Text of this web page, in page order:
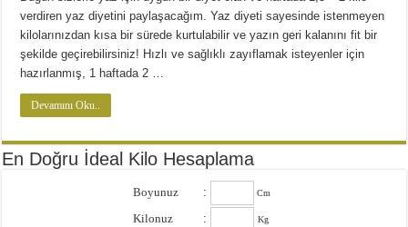
Yağ Yakan Yiyecekler Nelerdir ?
Yulaflı Diyet Mozaik Pasta Tarifi
verdiren yaz diyetini paylaşacağım. Yaz diyeti sayesinde istenmeyen
kilolarınızdan kısa bir sürede kurtulabilir ve yazın geri kalanını fit bir
şekilde geçirebilirsiniz! Hızlı ve sağlıklı zayıflamak isteyenler için
hazırlanmış, 1 haftada 2 …
Devamını Oku..
En Doğru İdeal Kilo Hesaplama
Boyunuz : Cm
Kilonuz : Kg